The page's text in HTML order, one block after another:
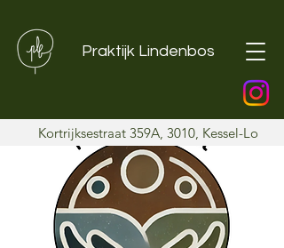
Kortrijksestraat 359A, 3010, Kessel-Lo
Praktijk Lindenbos